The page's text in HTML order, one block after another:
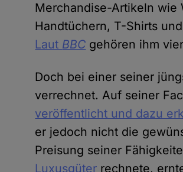
Merchandise-Artikeln wie
Handtüchern, T-Shirts
Laut BBC gehören ihm
Doch bei einer seiner
verrechnet. Auf seiner
veröffentlicht und dazu
er jedoch nicht die
Preisung seiner
Luxusgüter rechnete,